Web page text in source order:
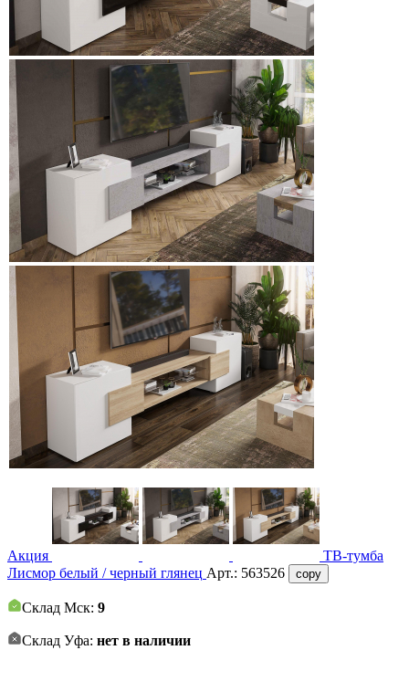
Акция
ТВ-тумба
Лисмор белый / черный глянец Арт.: 563526 copy
Склад Мск: 9
Склад Уфа: нет в наличии